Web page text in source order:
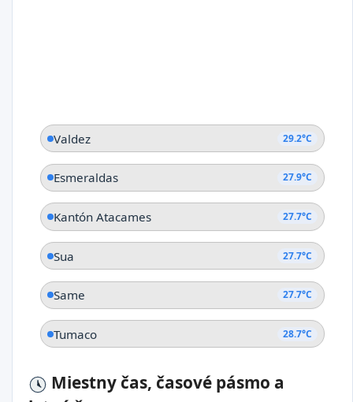
Valdez 29.2°C
Esmeraldas 27.9°C
Kantón Atacames 27.7°C
Sua 27.7°C
Same 27.7°C
Tumaco 28.7°C
Miestny čas, časové pásmo a